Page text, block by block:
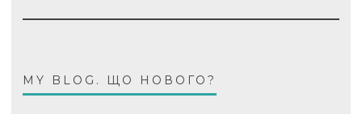
MY BLOG. ЩО НОВОГО?